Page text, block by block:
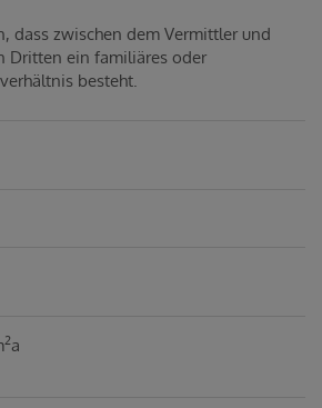
dass zwischen dem Vermittler und
Dritten ein familiäres oder
besteht.
2a